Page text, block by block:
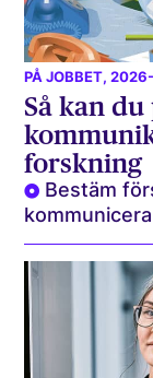
PÅ JOBBET,
Så kan
forskning
Bestäm